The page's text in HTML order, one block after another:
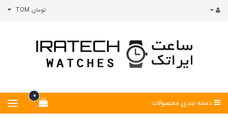
تومان TOM
0
دسته بندی محصولات